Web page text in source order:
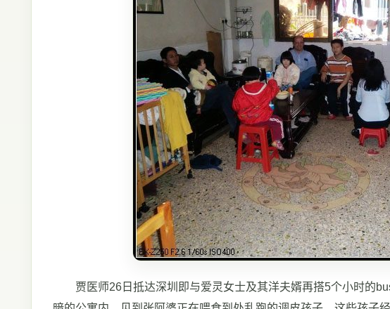
贾医师26日抵达深圳即与爱灵女士及其洋夫婿再搭5个小时的